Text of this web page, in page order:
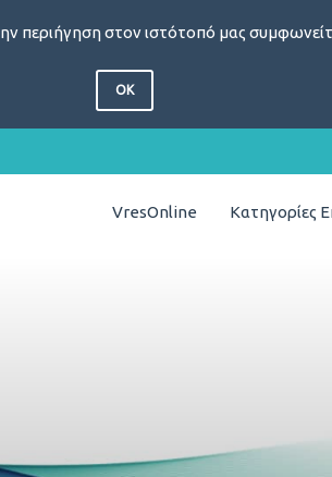
περιήγηση στον ιστότοπό μας
OK
VresOnline Κατηγορίες